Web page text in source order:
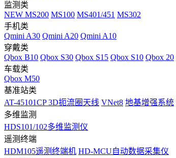
监测类
NEW MS200 MS100 MS401/451 MS302
手机类
Qmini A30 Qmini A20 Qmini A10
穿戴类
Qbox B10 Qbox S30 Qbox S15 Qbox S10 Qbox 20
车载类
Qbox M50
基准站类
AT-45101CP 3D扼流圈天线 VNet8 地基增强系统
多维监测
HDS101/102多维监测仪
遥测终端
HDM105遥测终端机 HD-MCU自动数据采集仪